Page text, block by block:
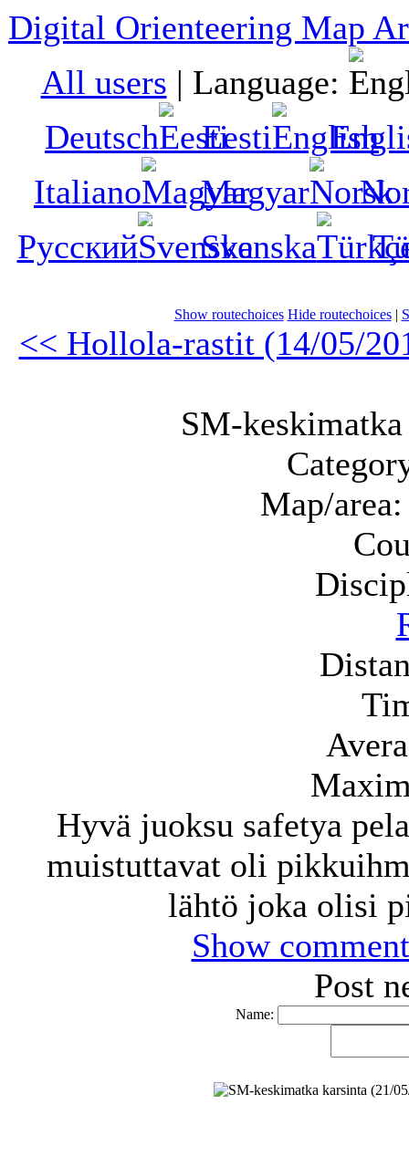
Digital Orienteering Map
All users | Language:
Deutsch
Eesti
Italiano
Magyar
Русский
Svenska
Show routechoices Hide routechoices |
<< Hollola-rastit (14/05/
SM-
Map/area:
Hyvä juoksu safetya
muistuttavat oli
lähtö joka olisi
Show
Post
Name: